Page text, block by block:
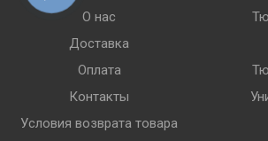
О нас
Доставка
Оплата
Контакты
Условия возврата товара